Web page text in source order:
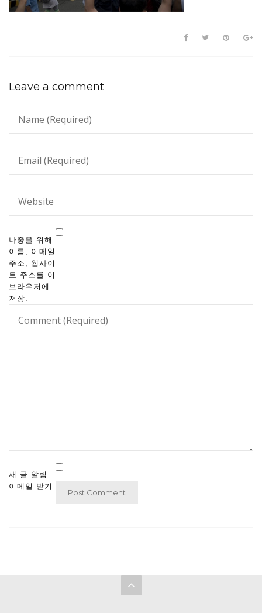
Leave a comment
나중을 위해
이름, 이메일
주소, 웹사이
트 주소를 이
브라우저에
저장.
새 글 알림
이메일 받기